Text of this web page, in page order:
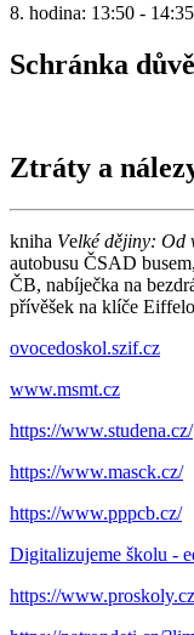
8. hodina: 13:50 - 14:35
Schránka
Ztráty a
kniha Velké dějiny: Od
autobusu ČSAD
ČB, nabíječka na
přívěšek na klíče
ovocedoskol.szif.cz
www.msmt.cz
https://www.studena.cz/
https://www.masck.cz/
https://www.pppcb.cz/
Digitalizujeme školu -
https://